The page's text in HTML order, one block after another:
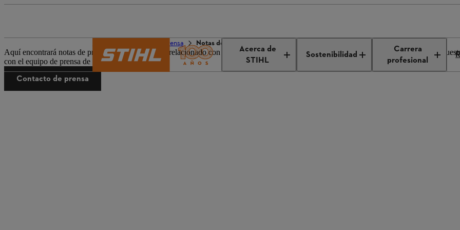
Acerca de
STIHL
Sostenibilidad
Carrera
profesional
Prensa Notas de prensa
Aquí encontrará notas de prensa y material gráfico relacionado con la empresa. Si tienes alguna pregunta o necesitas información sobre
con el equipo de prensa de STIHL.
Contacto de prensa